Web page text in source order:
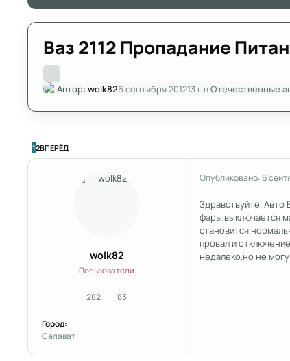
Ваз 2112 Пропадание
Автор: wolk826 сентября 201213 гвОтечественные
12ВПЕРЁДПОСЛЕДНЯЯ СТРАНИЦА
wolk82
Пользователи
282сообщения
83Репутация
Город:
Салават
Опубликовано: 6
Здравствуйте. Авто
фары,выключается
становится
провал и
недалеко,но не